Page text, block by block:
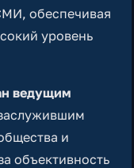
обеспечивая
уровень
ведущим
и
объективность